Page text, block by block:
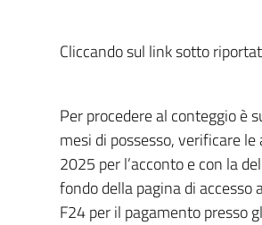
Cliccando sul link sotto
Per procedere al conteggio è
mesi di possesso, verificare
2025 per l’acconto e con la
fondo della pagina di
F24 per il pagamento presso